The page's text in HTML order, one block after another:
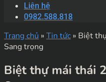
Liên hệ
0982.588.818
Trang chủ » Tin tức » Biệt
Sang trọng
Biệt thự mái thái